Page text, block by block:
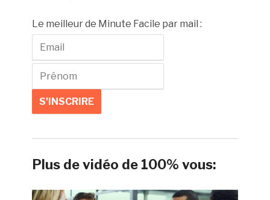
Le meilleur de Minute Facile par mail :
Plus de vidéo de 100% vous: